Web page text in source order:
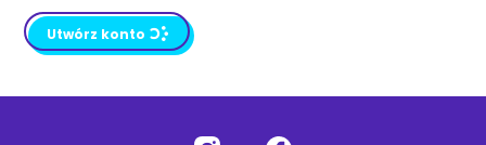
Utwórz konto